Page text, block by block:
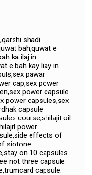
shadi
bah,quwat e
ka ilaj in
e bah kay liay in
pawar
cap,sex power
power capsule
power capsules,sex
capsule
course,shilajit oil
power
effects of
siotone
on 10 capsules
not three capsule
capsule.